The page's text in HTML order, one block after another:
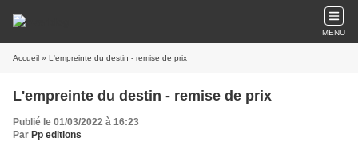
MENU
Accueil » L'empreinte du destin - remise de prix
L'empreinte du destin - remise de prix
Publié le 01/03/2022 à 16:23
Par Pp editions